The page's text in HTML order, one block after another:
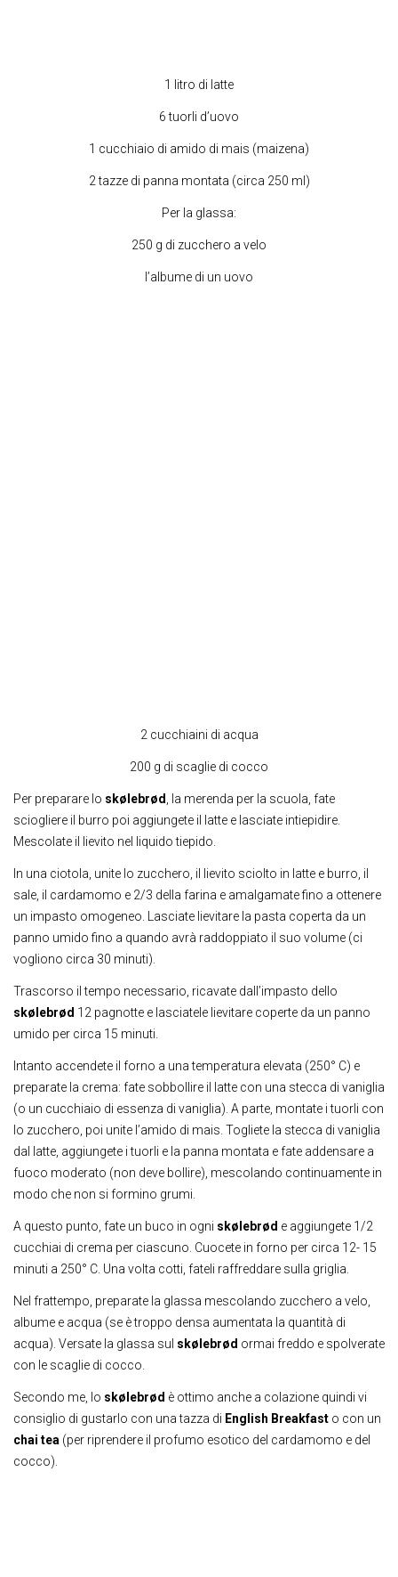
1 litro di latte
6 tuorli d’uovo
1 cucchiaio di amido di mais (maizena)
2 tazze di panna montata (circa 250 ml)
Per la glassa:
250 g di zucchero a velo
l’albume di un uovo
2 cucchiaini di acqua
200 g di scaglie di cocco
Per preparare lo skølebrød
, la merenda per la scuola, fate
sciogliere il burro poi aggiungete il latte e lasciate intiepidire.
Mescolate il lievito nel liquido tiepido.
In una ciotola, unite lo zucchero, il lievito sciolto in latte e burro, il
sale, il cardamomo e 2/3 della farina e amalgamate fino a ottenere
un impasto omogeneo. Lasciate lievitare la pasta coperta da un
panno umido fino a quando avrà raddoppiato il suo volume (ci
vogliono circa 30 minuti).
Trascorso il tempo necessario, ricavate dall’impasto dello
skølebrød 12 pagnotte e lasciatele lievitare coperte da un panno
umido per circa 15 minuti.
Intanto accendete il forno a una temperatura elevata (250° C) e
preparate la crema: fate sobbollire il latte con una stecca di vaniglia
(o un cucchiaio di essenza di vaniglia). A parte, montate i tuorli con
lo zucchero, poi unite l’amido di mais. Togliete la stecca di vaniglia
dal latte, aggiungete i tuorli e la panna montata e fate addensare a
fuoco moderato (non deve bollire), mescolando continuamente in
modo che non si formino grumi.
A questo punto, fate un buco in ogni skølebrød e aggiungete 1/2
cucchiai di crema per ciascuno. Cuocete in forno per circa 12- 15
minuti a 250° C. Una volta cotti, fateli raffreddare sulla griglia.
Nel frattempo, preparate la glassa mescolando zucchero a velo,
albume e acqua (se è troppo densa aumentata la quantità di
acqua). Versate la glassa sul skølebrød ormai freddo e spolverate
con le scaglie di cocco.
Secondo me, lo skølebrød è ottimo anche a colazione quindi vi
consiglio di gustarlo con una tazza di English Breakfast o con un
chai tea (per riprendere il profumo esotico del cardamomo e del
cocco).